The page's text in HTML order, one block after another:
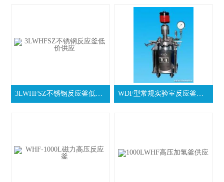
3LWHFSZ不锈钢反应釜低价供应 WDF型常规实验室反应釜厂商供应